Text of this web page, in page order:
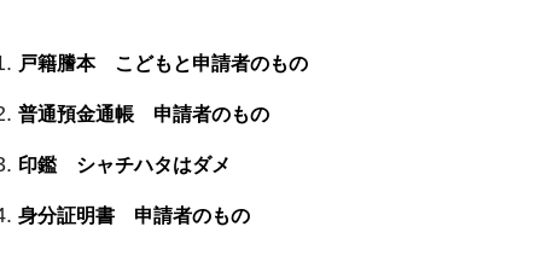
戸籍謄本 こどもと申請者のもの
普通預金通帳 申請者のもの
印鑑 シャチハタはダメ
身分証明書 申請者のもの